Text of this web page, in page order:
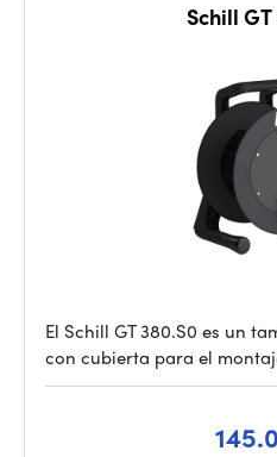
Schill
El Schill GT 380.S0 es un
con cubierta para el